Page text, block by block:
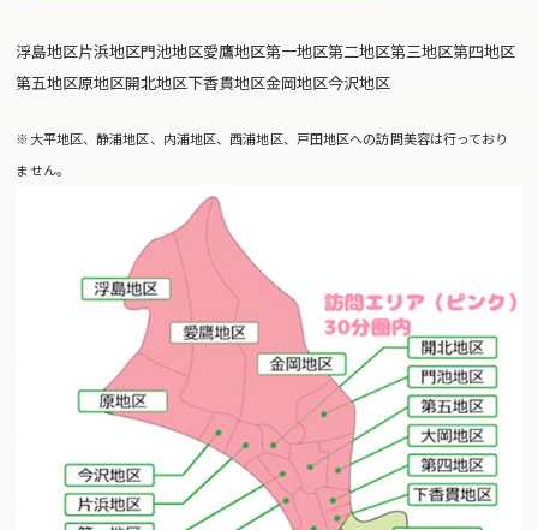
浮島地区片浜地区門池地区愛鷹地区第一地区第二地区第三地区第四地区
第五地区原地区開北地区下香貫地区金岡地区今沢地区
※大平地区、静浦地区、内浦地区、西浦地区、戸田地区への訪問美容は行っており
ません。